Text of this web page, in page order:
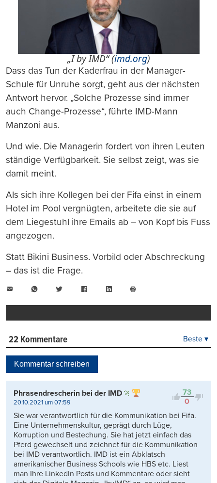
„I by IMD“ (imd.org)
Dass das Tun der Kaderfrau in der Manager-
Schule für Unruhe sorgt, geht aus der nächsten
Antwort hervor. „Solche Prozesse sind immer
auch Change-Prozesse“, führte IMD-Mann
Manzoni aus.
Und wie. Die Managerin fordert von ihren Leuten
ständige Verfügbarkeit. Sie selbst zeigt, was sie
damit meint.
Als sich ihre Kollegen bei der Fifa einst in einem
Hotel im Pool vergnügten, arbeitete die sie auf
dem Liegestuhl ihre Emails ab – von Kopf bis Fuss
angezogen.
Statt Bikini Business. Vorbild oder Abschreckung
– das ist die Frage.
WhatsAppTwitter FacebookLinkedIn
drucken
22 Kommentare
Kontrovers
Beste ▾
Kommentar schreiben
73
0
Phrasendrescherin bei der IMD
20.10.2021 um 07:59
Sie war verantwortlich für die Kommunikation bei Fifa.
Eine Unternehmenskultur, geprägt durch Lüge,
Korruption und Bestechung. Sie hat jetzt einfach das
Pferd gewechselt und zeichnet für die Kommunikation
bei IMD verantwortlich. IMD ist ein Abklatsch
amerikanischer Business Schools wie HBS etc. Liest
man Ihre LinkedIn Posts und Kommentare oder sieht